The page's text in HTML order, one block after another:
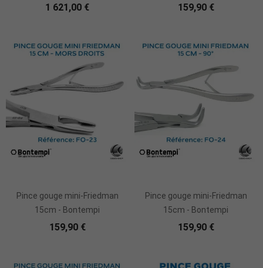
1 621,00 € 159,90 €
Pince gouge mini-Friedman
15cm - Bontempi
159,90 €
Pince gouge mini-Friedman
15cm - Bontempi
159,90 €